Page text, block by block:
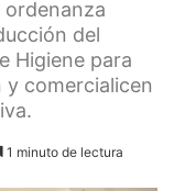
del
Higiene para
y comercialicen
1 minuto de lectura